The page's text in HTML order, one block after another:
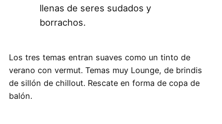
llenas de seres sudados y
borrachos.
Los tres temas entran suaves como un tinto de
verano con vermut. Temas muy Lounge, de brindis
de sillón de chillout. Rescate en forma de copa de
balón.